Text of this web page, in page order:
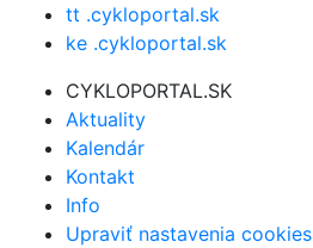
tt .cykloportal.sk
ke .cykloportal.sk
CYKLOPORTAL.SK
Aktuality
Kalendár
Kontakt
Info
Upraviť nastavenia cookies